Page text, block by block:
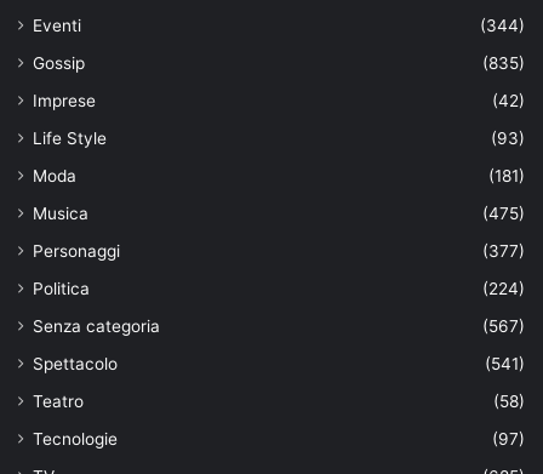
Eventi
(344)
Gossip
(835)
Imprese
(42)
Life Style
(93)
Moda
(181)
Musica
(475)
Personaggi
(377)
Politica
(224)
Senza categoria
(567)
Spettacolo
(541)
Teatro
(58)
Tecnologie
(97)